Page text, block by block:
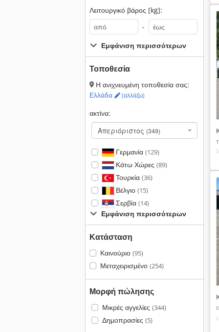
Λειτουργικό βάρος [kg]:
-
Εμφάνιση περισσότερων
Τοποθεσία
Η ανιχνευμένη τοποθεσία σας:
Ελλάδα
(αλλάζω)
ακτίνα:
Απεριόριστος (349)
Γερμανία (129)
Κάτω Χώρες (89)
Τουρκία (36)
Βέλγιο (15)
Σερβία (14)
Εμφάνιση περισσότερων
Κατάσταση
Καινούριο (95)
Μεταχειρισμένο (254)
Μορφή πώλησης
Μικρές αγγελίες (344)
Δημοπρασίες (5)